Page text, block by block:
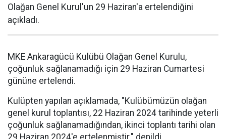
Olağan Genel Kurul'un 29 Haziran'a ertelendiğini
açıkladı.
MKE Ankaragücü Kulübü Olağan Genel Kurulu,
çoğunluk sağlanamadığı için 29 Haziran Cumartesi
gününe ertelendi.
Kulüpten yapılan açıklamada, "Kulübümüzün olağan
genel kurul toplantısı, 22 Haziran 2024 tarihinde yeterli
çoğunluk sağlanamadığından, ikinci toplantı tarihi olan
29 Haziran 2024'e ertelenmiştir." denildi.